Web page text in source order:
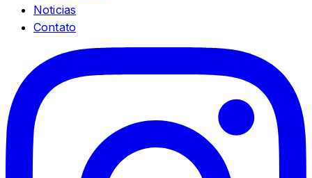
Noticias
Contato